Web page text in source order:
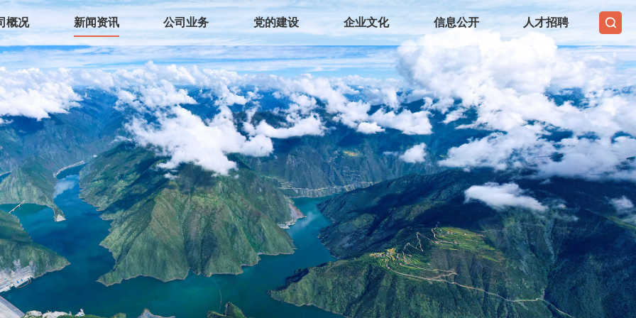
概况 新闻资讯 公司业务 党的建设 企业文化 信息公开 人才招聘